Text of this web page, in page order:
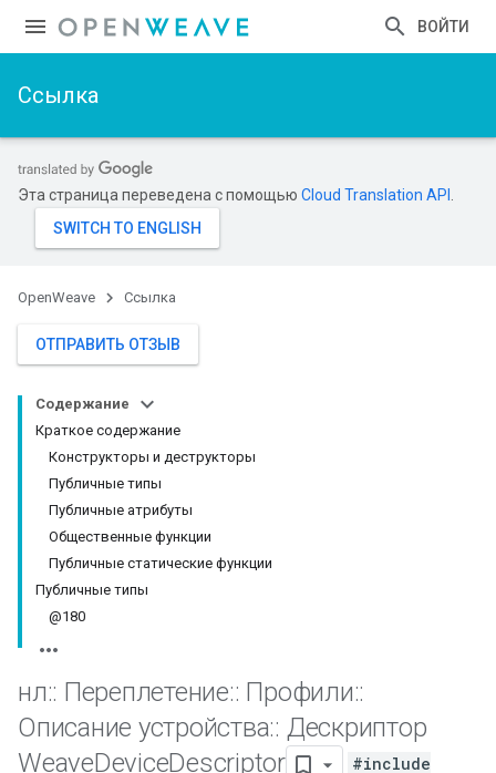
ВОЙТИ
Ссылка
Эта страница переведена с помощью Cloud Translation API
OpenWeave Ссылка
ОТПРАВИТЬ ОТЗЫВ
Содержание
Краткое содержание
Конструкторы и деструкторы
Публичные типы
Публичные атрибуты
Общественные функции
Публичные статические функции
Публичные типы
@180
нл:: Переплетение:: Профили::
Описание устройства:: Дескриптор
WeaveDeviceDescriptor
#include